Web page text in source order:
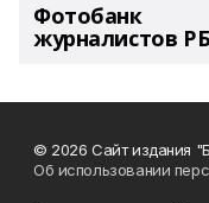
Фотобанк
журналистов РБ
© 2026 Сайт издания
Об использовании